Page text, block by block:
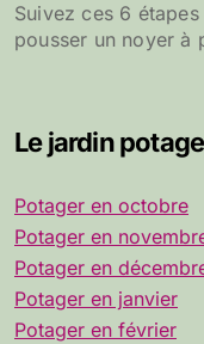
Suivez ces 6
pousser un noyer à
Le jardin
Potager en octobre
Potager en
Potager en
Potager en janvier
Potager en février